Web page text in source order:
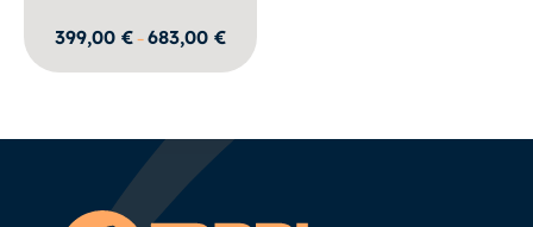
399,00 € – 683,00 €Hintaluokka:
399,00 €